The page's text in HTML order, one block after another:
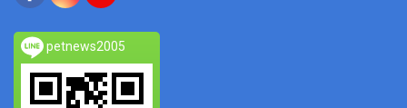
petnews2005